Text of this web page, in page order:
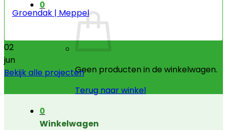
0
Geen producten in de winkelwagen.
Terug naar winkel
0
Winkelwagen
Groendak | Meppel
02
jun
Bekijk alle projecten